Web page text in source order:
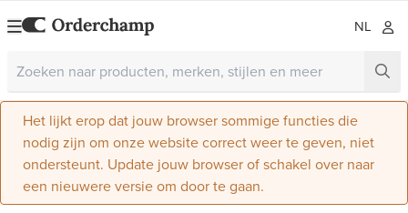
NL
Het lijkt erop dat jouw browser sommige functies die
nodig zijn om onze website correct weer te geven, niet
ondersteunt. Update jouw browser of schakel over naar
een nieuwere versie om door te gaan.